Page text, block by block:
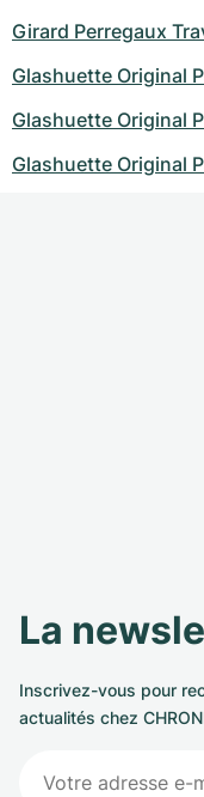
Girard Perregaux
Glashuette Original
Glashuette Original
Glashuette Original
La
Inscrivez-vous pour
actualités chez